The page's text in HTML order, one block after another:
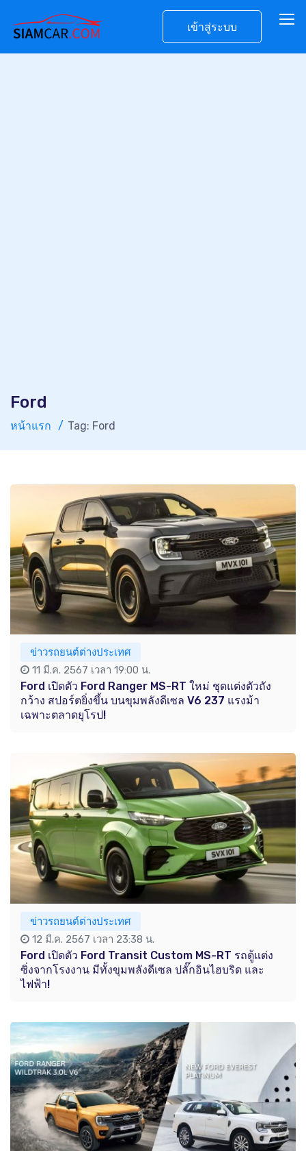
เข้าสู่ระบบ
Ford
หน้าแรก Tag: Ford
ข่าวรถยนต์ต่างประเทศ
11 มี.ค. 2567 เวลา 19:00 น.
Ford เปิดตัว Ford Ranger MS-RT ใหม่ ชุดแต่งตัวถัง
กว้าง สปอร์ตยิ่งขึ้น บนขุมพลังดีเซล V6 237 แรงม้า
เฉพาะตลาดยุโรป!
ข่าวรถยนต์ต่างประเทศ
12 มี.ค. 2567 เวลา 23:38 น.
Ford เปิดตัว Ford Transit Custom MS-RT รถตู้แต่ง
ซิ่งจากโรงงาน มีทั้งขุมพลังดีเซล ปลั๊กอินไฮบริด และ
ไฟฟ้า!